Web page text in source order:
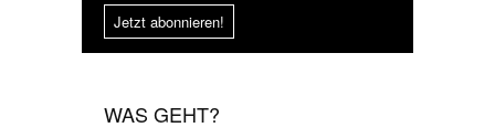
Jetzt abonnieren!
WAS GEHT?